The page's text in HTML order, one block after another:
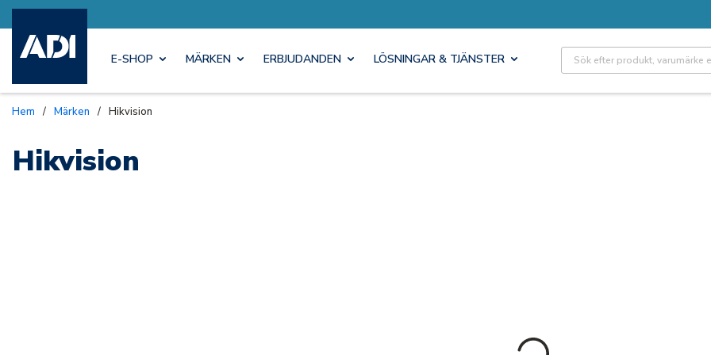
E-SHOP MÄRKEN ERBJUDANDEN LÖSNINGAR & TJÄNSTER Site Search
Hem / Märken / Hikvision
Hikvision